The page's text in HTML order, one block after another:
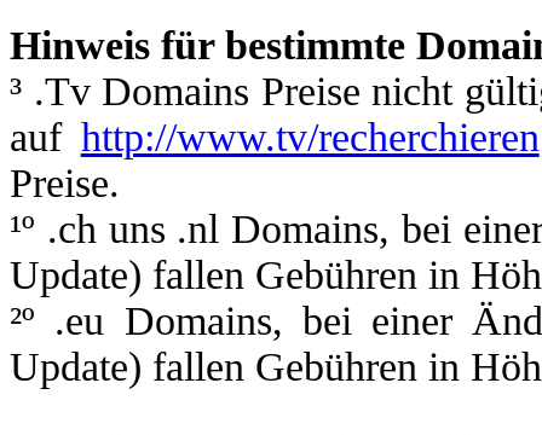
Hinweis für bestimmte
³ .Tv Domains Preise nicht
auf http://www.tv/recherchieren
Preise.
¹º .ch uns .nl Domains, bei
Update) fallen Gebühren in
²º .eu Domains, bei einer
Update) fallen Gebühren in